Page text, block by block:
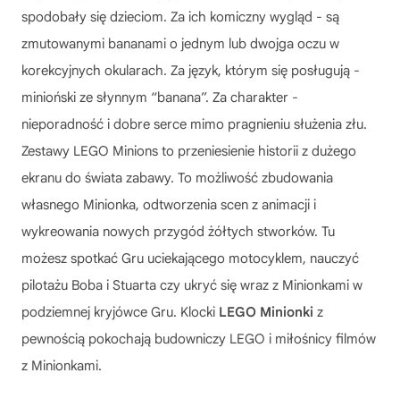
spodobały się dzieciom. Za ich komiczny wygląd - są
zmutowanymi bananami o jednym lub dwojga oczu w
korekcyjnych okularach. Za język, którym się posługują -
minioński ze słynnym “banana”. Za charakter -
nieporadność i dobre serce mimo pragnieniu służenia złu.
Zestawy LEGO Minions to przeniesienie historii z dużego
ekranu do świata zabawy. To możliwość zbudowania
własnego Minionka, odtworzenia scen z animacji i
wykreowania nowych przygód żółtych stworków. Tu
możesz spotkać Gru uciekającego motocyklem, nauczyć
pilotażu Boba i Stuarta czy ukryć się wraz z Minionkami w
podziemnej kryjówce Gru. Klocki LEGO Minionki z
pewnością pokochają budowniczy LEGO i miłośnicy filmów
z Minionkami.